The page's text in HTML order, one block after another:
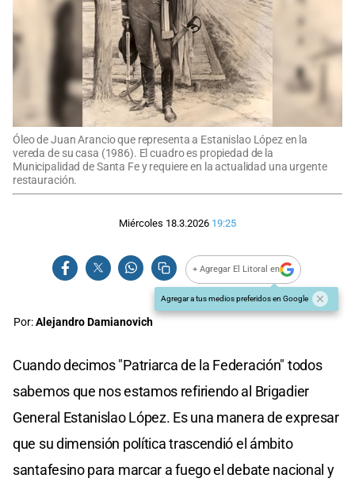
Óleo de Juan Arancio que representa a Estanislao López en la
vereda de su casa (1986). El cuadro es propiedad de la
Municipalidad de Santa Fe y requiere en la actualidad una urgente
restauración.
Miércoles 18.3.2026 19:25
+ Agregar El Litoral en
Agregar a tus medios preferidos en Google
Por:Alejandro Damianovich
Cuando decimos "Patriarca de la Federación" todos
sabemos que nos estamos refiriendo al Brigadier
General Estanislao López. Es una manera de expresar
que su dimensión política trascendió el ámbito
santafesino para marcar a fuego el debate nacional y